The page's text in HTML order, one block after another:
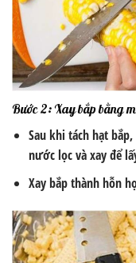
Bước 2: Xay bắp bằng
Sau khi tách hạt
nước lọc và xay để
Xay bắp thành hỗn